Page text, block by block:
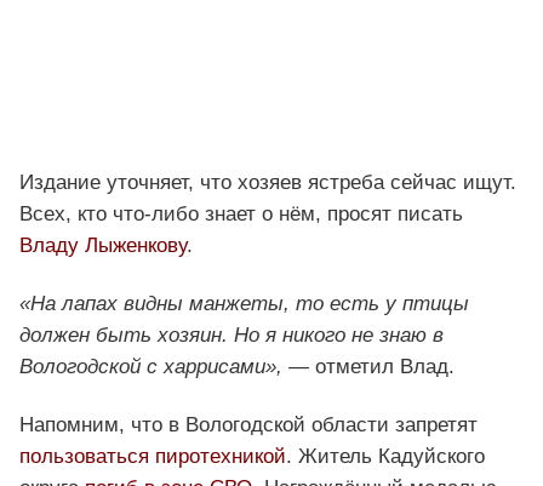
Издание уточняет, что хозяев ястреба сейчас ищут.
Всех, кто что-либо знает о нём, просят писать
Владу Лыженкову.
«На лапах видны манжеты, то есть у птицы
должен быть хозяин. Но я никого не знаю в
Вологодской с харрисами», — отметил Влад.
Напомним, что в Вологодской области запретят
пользоваться пиротехникой. Житель Кадуйского